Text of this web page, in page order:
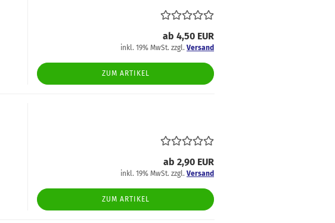
ab 4,50 EUR
inkl. 19% MwSt. zzgl. Versand
ZUM ARTIKEL
ab 2,90 EUR
inkl. 19% MwSt. zzgl. Versand
ZUM ARTIKEL